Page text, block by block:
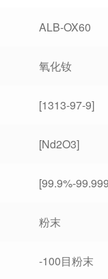
ALB-OX60
氧化钕
[1313-97-9]
[Nd2O3]
[99.9%-
粉末
-100目粉末